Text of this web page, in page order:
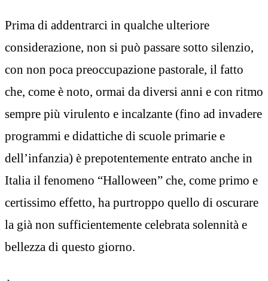
Prima di addentrarci in qualche ulteriore
considerazione, non si può passare sotto silenzio,
con non poca preoccupazione pastorale, il fatto
che, come è noto, ormai da diversi anni e con ritmo
sempre più virulento e incalzante (fino ad invadere
programmi e didattiche di scuole primarie e
dell’infanzia) è prepotentemente entrato anche in
Italia il fenomeno “Halloween” che, come primo e
certissimo effetto, ha purtroppo quello di oscurare
la già non sufficientemente celebrata solennità e
bellezza di questo giorno.